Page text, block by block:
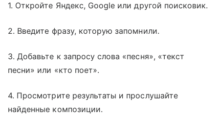
1. Откройте Яндекс, Google или другой поисковик.
2. Введите фразу, которую запомнили.
3. Добавьте к запросу слова «песня», «текст
песни» или «кто поет».
4. Просмотрите результаты и прослушайте
найденные композиции.